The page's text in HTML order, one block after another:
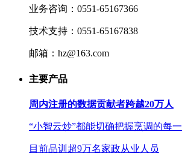
业务咨询：0551-65167366
技术支持：0551-65167838
邮箱：hz@163.com
主要产品
周内注册的数据贡献者跨越20万人
“小智云炒”都能切确把握烹调的每一
目前品训超9万名家政从业人员